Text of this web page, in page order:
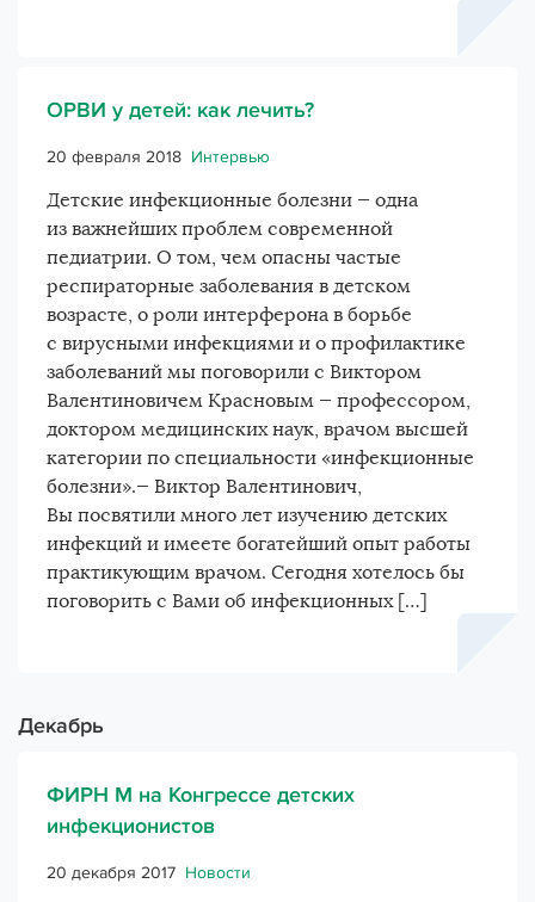
ОРВИ у детей: как лечить?
20 февраля 2018 Интервью
Детские инфекционные болезни — одна
из важнейших проблем современной
педиатрии. О том, чем опасны частые
респираторные заболевания в детском
возрасте, о роли интерферона в борьбе
с вирусными инфекциями и о профилактике
заболеваний мы поговорили с Виктором
Валентиновичем Красновым — профессором,
доктором медицинских наук, врачом высшей
категории по специальности «инфекционные
болезни».— Виктор Валентинович,
Вы посвятили много лет изучению детских
инфекций и имеете богатейший опыт работы
практикующим врачом. Сегодня хотелось бы
поговорить с Вами об инфекционных […]
Декабрь
ФИРН М на Конгрессе детских
инфекционистов
20 декабря 2017 Новости